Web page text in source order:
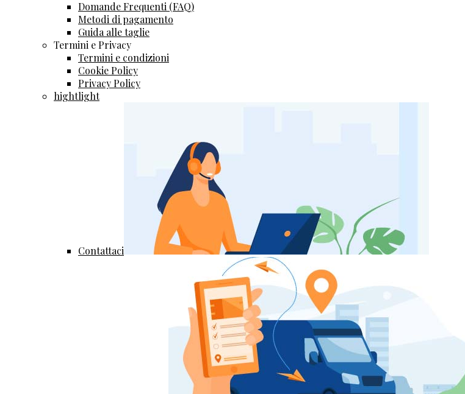
Domande Frequenti (FAQ)
Metodi di pagamento
Guida alle taglie
Termini e Privacy
Termini e condizioni
Cookie Policy
Privacy Policy
hightlight
Contattaci